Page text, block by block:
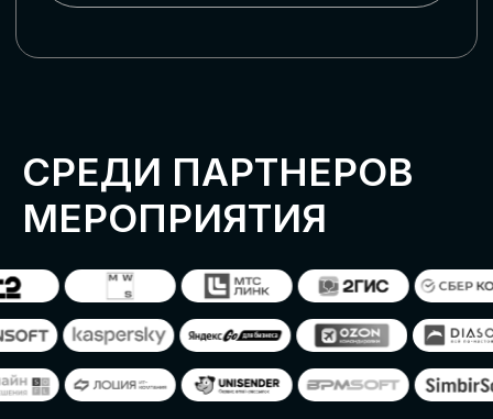
ЗАЯВКУ
Оставьте заявку, наши менеджеры
свяжутся с вами